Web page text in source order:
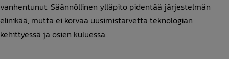
vanhentunut. Säännöllinen ylläpito pidentää järjestelmän
elinikää, mutta ei korvaa uusimistarvetta teknologian
kehittyessä ja osien kuluessa.